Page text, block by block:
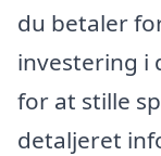
du betaler
investering i
for at stille
detaljeret